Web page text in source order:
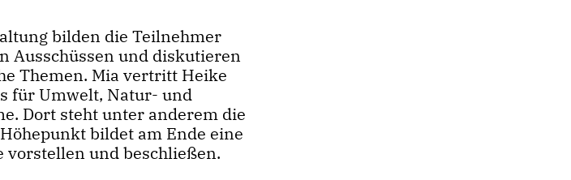
bilden die Teilnehmer
Ausschüssen und diskutieren
Themen. Mia vertritt Heike
für Umwelt, Natur- und
Dort steht unter anderem die
bildet am Ende eine
und beschließen.